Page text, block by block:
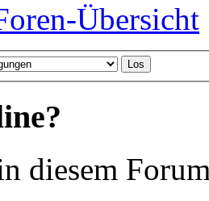
Übersicht
diesem